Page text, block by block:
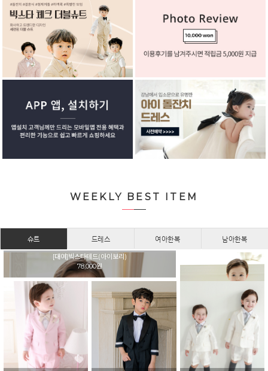
WEEKLY BEST ITEM
슈트 드레스 여아한복 남아한복
[대여]빅스타테드(아이보리)
78,000원
[대여]빅스타쥬드(옐로우)
78,000원